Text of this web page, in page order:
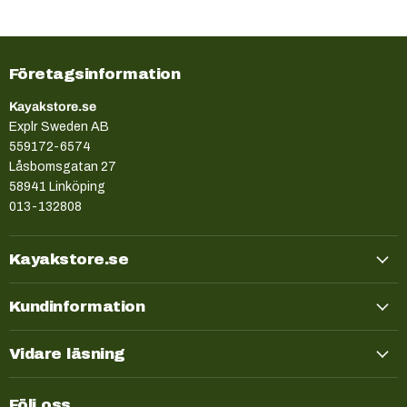
Företagsinformation
Kayakstore.se
Explr Sweden AB
559172-6574
Låsbomsgatan 27
58941 Linköping
013-132808
Kayakstore.se
Kundinformation
Vidare läsning